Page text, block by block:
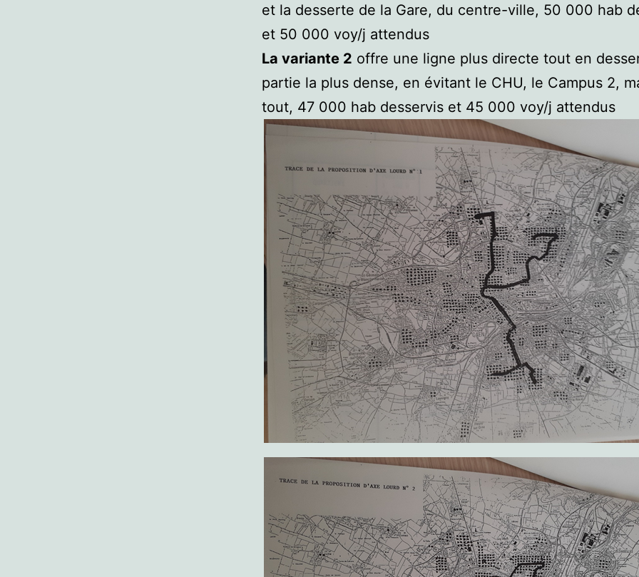
et la desserte de la Gare, du centre-ville, 50 000 hab
et 50 000 voy/j attendus
La variante 2 offre une ligne plus directe tout en
partie la plus dense, en évitant le CHU, le Campus 2,
tout, 47 000 hab desservis et 45 000 voy/j attendus